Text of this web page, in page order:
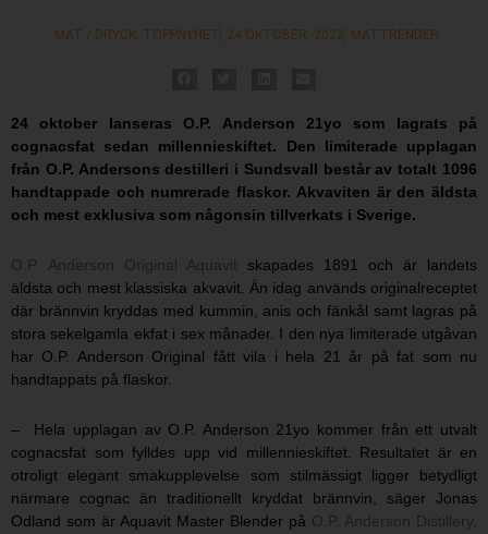
MAT / DRYCK, TOPPNYHET 24 OKTOBER, 2022 MATTRENDER
24 oktober lanseras O.P. Anderson 21yo som lagrats på
cognacsfat sedan millennieskiftet. Den limiterade upplagan
från O.P. Andersons destilleri i Sundsvall består av totalt 1096
handtappade och numrerade flaskor. Akvaviten är den äldsta
och mest exklusiva som någonsin tillverkats i Sverige.
O.P. Anderson Original Aquavit skapades 1891 och är landets
äldsta och mest klassiska akvavit. Än idag används originalreceptet
där brännvin kryddas med kummin, anis och fänkål samt lagras på
stora sekelgamla ekfat i sex månader. I den nya limiterade utgåvan
har O.P. Anderson Original fått vila i hela 21 år på fat som nu
handtappats på flaskor.
– Hela upplagan av O.P. Anderson 21yo kommer från ett utvalt
cognacsfat som fylldes upp vid millennieskiftet. Resultatet är en
otroligt elegant smakupplevelse som stilmässigt ligger betydligt
närmare cognac än traditionellt kryddat brännvin, säger Jonas
Odland som är Aquavit Master Blender på O.P. Anderson Distillery.